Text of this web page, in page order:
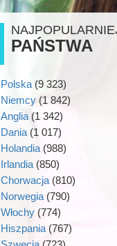
PAŃSTWA
Polska (9 323)
Niemcy (1 842)
Anglia (1 342)
Dania (1 017)
Holandia (988)
Irlandia (850)
Chorwacja (810)
Norwegia (790)
Włochy (774)
Hiszpania (767)